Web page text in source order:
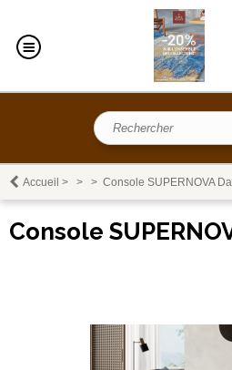
Accueil > > > Console SUPERNOVA
Console